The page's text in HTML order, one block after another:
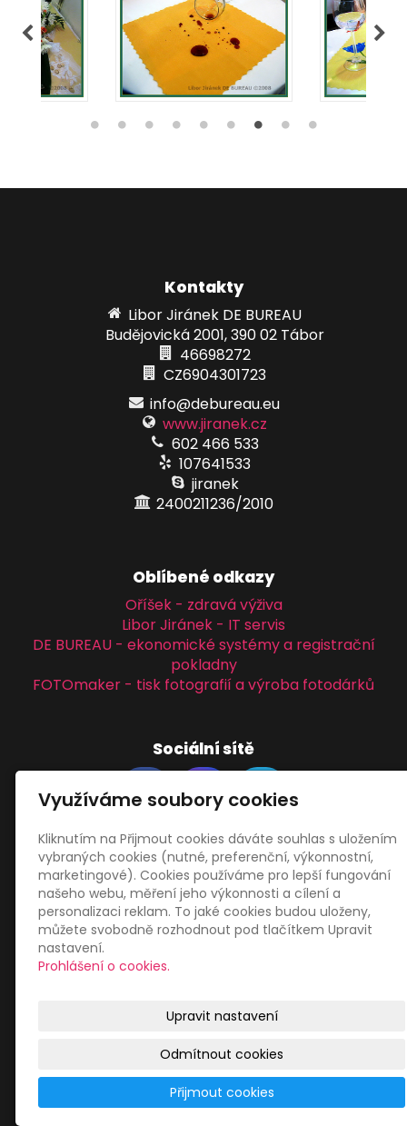
Kontakty
Libor Jiránek DE BUREAU
Budějovická 2001, 390 02 Tábor
46698272
CZ6904301723
info@debureau.eu
www.jiranek.cz
602 466 533
107641533
jiranek
2400211236/2010
Oblíbené odkazy
Oříšek - zdravá výživa
Libor Jiránek - IT servis
DE BUREAU - ekonomické systémy a registrační
pokladny
FOTOmaker - tisk fotografií a výroba fotodárků
Sociální sítě
Zákaznický servis
Obchodní podmínky
Zásady zpracování osobních údajů
Mapa webu
Využíváme soubory cookies
Kliknutím na Přijmout cookies dáváte souhlas s uložením
vybraných cookies (nutné, preferenční, výkonnostní,
marketingové). Cookies používáme pro lepší fungování
našeho webu, měření jeho výkonnosti a cílení a
personalizaci reklam. To jaké cookies budou uloženy,
můžete svobodně rozhodnout pod tlačítkem Upravit
nastavení.
Prohlášení o cookies.
Upravit nastavení
Odmítnout cookies
Přijmout cookies